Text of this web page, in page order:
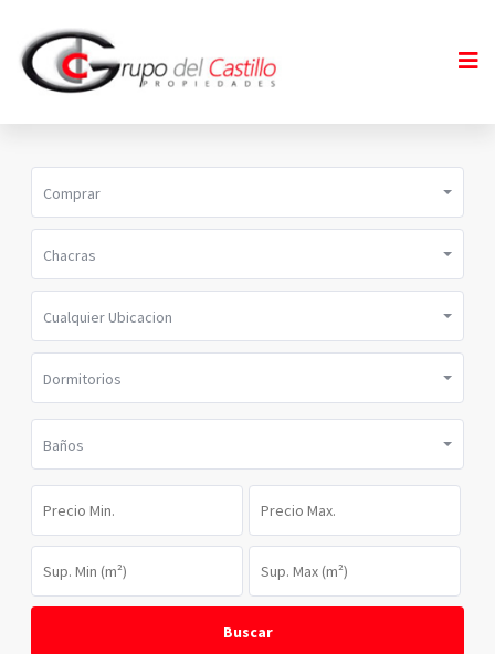
Comprar
Chacras
Cualquier Ubicacion
Dormitorios
Baños
Buscar